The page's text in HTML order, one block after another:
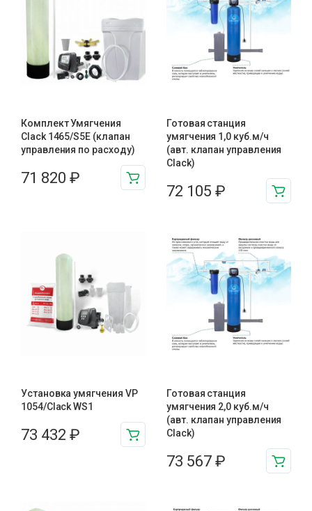
Комплект Умягчения
Clack 1465/S5E (клапан
управления по расходу)
71 820 ₽
Готовая станция
умягчения 1,0 куб.м/ч
(авт. клапан управления
Clack)
72 105 ₽
Установка умягчения VP
1054/Clack WS1
73 432 ₽
Готовая станция
умягчения 2,0 куб.м/ч
(авт. клапан управления
Clack)
73 567 ₽